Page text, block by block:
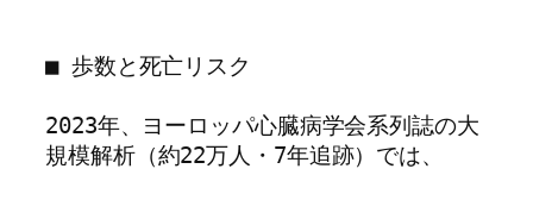
■ 歩数と死亡リスク
2023年、ヨーロッパ心臓病学会系列誌の大
規模解析（約22万人・7年追跡）では、